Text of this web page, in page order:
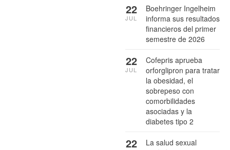
Boehringer Ingelheim
informa sus resultados
financieros del primer
semestre de 2026
22
JUL
Cofepris aprueba
orforglipron para tratar
la obesidad, el
sobrepeso con
comorbilidades
asociadas y la
diabetes tipo 2
22
JUL
La salud sexual
22